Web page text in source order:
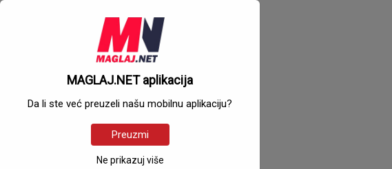
MAGLAJ.NET aplikacija
Da li ste već preuzeli našu mobilnu aplikaciju?
Preuzmi
Ne prikazuj više